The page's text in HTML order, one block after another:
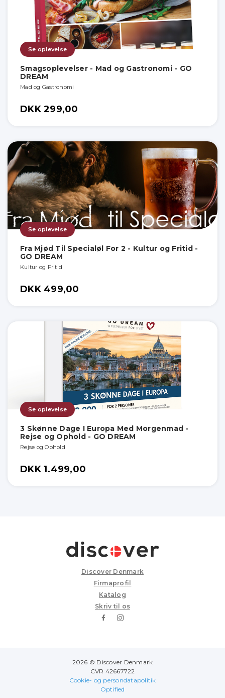
Se oplevelse
Smagsoplevelser - Mad og Gastronomi - GO
DREAM
Mad og Gastronomi
DKK 299,00
Se oplevelse
Fra Mjød Til Specialøl For 2 - Kultur og Fritid -
GO DREAM
Kultur og Fritid
DKK 499,00
Se oplevelse
3 Skønne Dage I Europa Med Morgenmad -
Rejse og Ophold - GO DREAM
Rejse og Ophold
DKK 1.499,00
Discover Denmark
Firmaprofil
Katalog
Skriv til os
2026 © Discover Denmark
CVR 42667722
Cookie- og persondatapolitik
Optified